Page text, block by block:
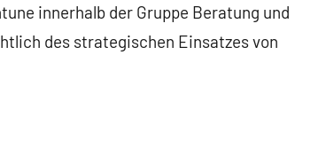
innerhalb der Gruppe Beratung und
des strategischen Einsatzes von